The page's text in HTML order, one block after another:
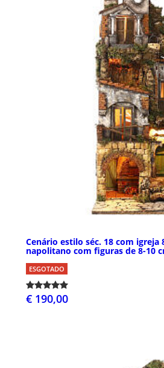
Cenário estilo séc. 18 com igreja
napolitano com figuras de 8-10
ESGOTADO
€ 190,00